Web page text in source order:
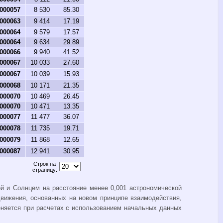
8 530
85.30
9 414
17.19
9 579
17.57
9 634
29.89
9 940
41.52
10 033
27.60
10 039
15.93
10 171
21.35
10 469
26.45
10 471
13.35
11 477
36.07
11 735
19.71
11 868
12.65
12 941 30.95
Строк на
страницу:
Солнцем на расстояние менее 0,001 астрономической
основанных на новом принципе взаимодействия,
при расчетах с использованием начальных данных